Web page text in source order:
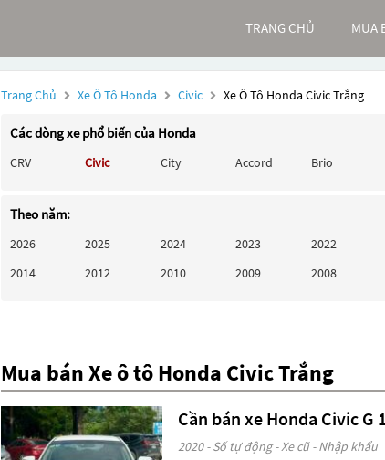
TRANG CHỦ MUA
Trang Chủ Xe Ô Tô Honda Civic Xe Ô Tô Honda Civic Trắng
Các dòng xe phổ biến của Honda
CRV Civic City Accord Brio
Theo năm:
2026 2025 2024 2023 2022
2014
2012 2010 2009 2008
Mua bán Xe ô tô Honda Civic Trắng
Cần bán xe Honda Civic G
2020 - Số tự động - Xe cũ - Nhập khẩu